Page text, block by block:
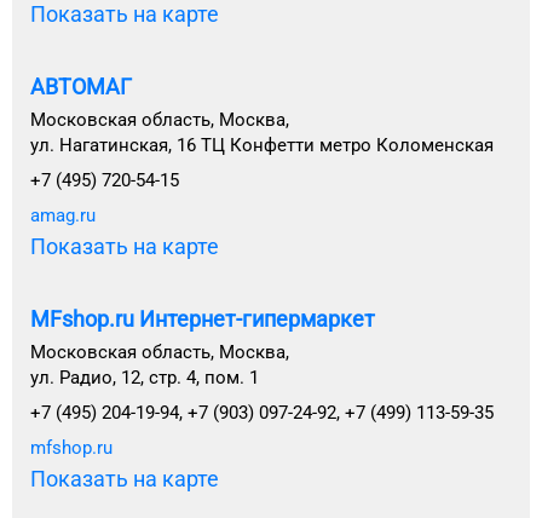
Показать на карте
АВТОМАГ
Московская область, Москва,
ул. Нагатинская, 16 ТЦ Конфетти метро Коломенская
+7 (495) 720-54-15
amag.ru
Показать на карте
MFshop.ru Интернет-гипермаркет
Московская область, Москва,
ул. Радио, 12, стр. 4, пом. 1
+7 (495) 204-19-94, +7 (903) 097-24-92, +7 (499) 113-59-35
mfshop.ru
Показать на карте